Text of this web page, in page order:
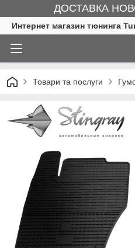
ДОСТАВКА
Интернет магазин тюнинга
Товари та послуги